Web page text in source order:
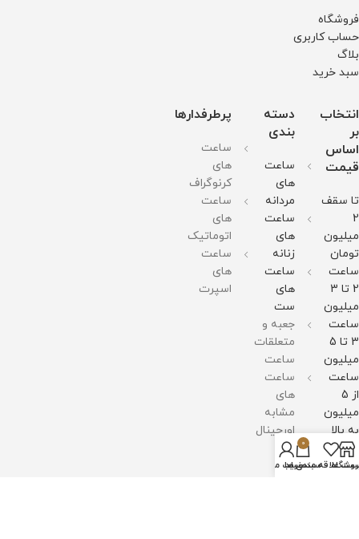
فروشگاه
حساب کاربری
بلاگ
سبد خرید
انتخاب
بر
اساس
قیمت
تا سقف
2
میلیون
تومان
ساعت
2 تا 3
میلیون
ساعت
3 تا 5
میلیون
ساعت
از 5
میلیون
به بالا
دسته
بندی
ساعت
های
مردانه
ساعت
های
زنانه
ساعت
های
ست
جعبه و
متعلقات
ساعت
ساعت
های
مشابه
اورجینال
پرطرفدارها
ساعت
های
کرنوگراف
ساعت
های
اتوماتیک
ساعت
های
اسپرت
علاقه مندی ها
0
سبد خرید
حساب من